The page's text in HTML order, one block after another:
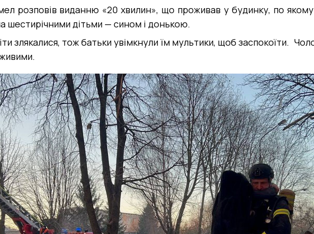
розповів виданню «20 хвилин», що проживав у будинку, по
шестирічними дітьми — сином і донькою.
злякалися, тож батьки увімкнули їм мультики, щоб заспокоїти.